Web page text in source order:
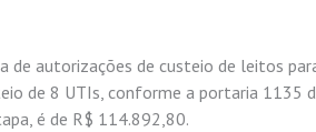
de autorizações de custeio de leitos
de 8 UTIs, conforme a portaria 1135
é de R$ 114.892,80.